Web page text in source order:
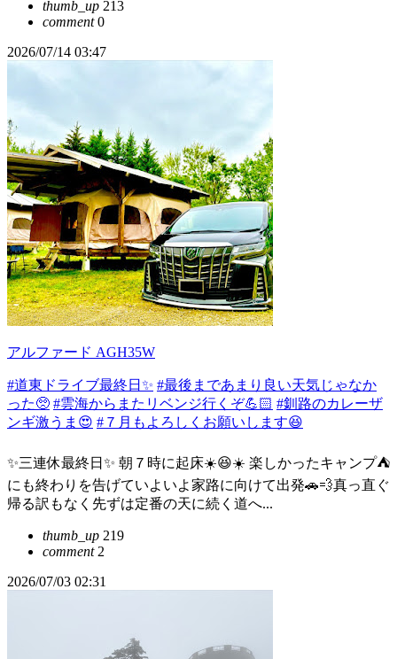
thumb_up 213
comment0
2026/07/14 03:47
アルファード AGH35W
#道東ドライブ最終日✨ #最後まであまり良い天気じゃなか
った🥺 #雲海からまたリベンジ行くぞ💪🏻 #釧路のカレーザ
ンギ激うま😍 #７月もよろしくお願いします😆
✨三連休最終日✨ 朝７時に起床☀️😆☀️ 楽しかったキャンプ⛺️
にも終わりを告げていよいよ家路に向けて出発🚗💨真っ直ぐ
帰る訳もなく先ずは定番の天に続く道へ...
thumb_up 219
comment2
2026/07/03 02:31